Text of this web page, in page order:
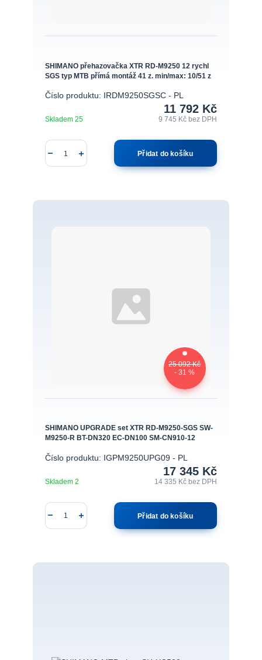
SHIMANO přehazovačka XTR RD-M9250 12 rychl
SGS typ MTB přímá montáž 41 z. min/max: 10/51 z
Číslo produktu: IRDM9250SGSC - PL
11 792 Kč
9 745 Kč bez DPH
Skladem 25
Přidat do košíku
25 092 Kč
- 31 %
SHIMANO UPGRADE set XTR RD-M9250-SGS SW-
M9250-R BT-DN320 EC-DN100 SM-CN910-12
Číslo produktu: IGPM9250UPG09 - PL
17 345 Kč
14 335 Kčbez DPH
Skladem 2
Přidat do košíku